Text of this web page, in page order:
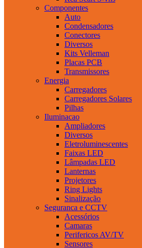
Componentes
Auto
Condensadores
Conectores
Diversos
Kits Velleman
Placas PCB
Transmissores
Energia
Carregadores
Carregadores Solares
Pilhas
Iluminacao
Ampliadores
Diversos
Eletroluminescentes
Faixas LED
Lâmpadas LED
Lanternas
Projetores
Ring Lights
Sinalização
Seguranca e CCTV
Acessórios
Camaras
Perifericos AV/TV
Sensores